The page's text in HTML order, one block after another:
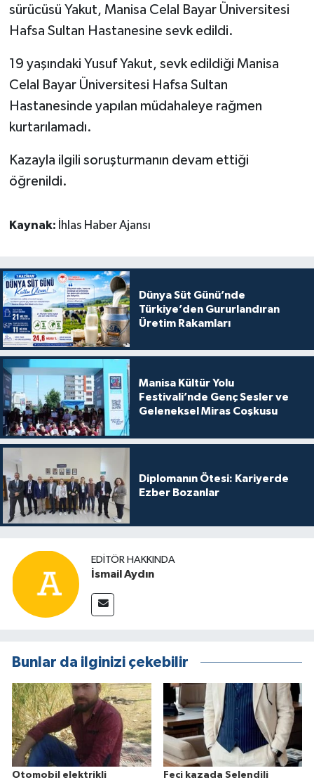
sürücüsü Yakut, Manisa Celal Bayar Üniversitesi
Hafsa Sultan Hastanesine sevk edildi.
19 yaşındaki Yusuf Yakut, sevk edildiği Manisa
Celal Bayar Üniversitesi Hafsa Sultan
Hastanesinde yapılan müdahaleye rağmen
kurtarılamadı.
Kazayla ilgili soruşturmanın devam ettiği
öğrenildi.
Kaynak: İhlas Haber Ajansı
Dünya Süt Günü’nde
Türkiye’den Gururlandıran
Üretim Rakamları
Manisa Kültür Yolu
Festivali’nde Genç Sesler ve
Geleneksel Miras Coşkusu
Diplomanın Ötesi: Kariyerde
Ezber Bozanlar
EDITÖR HAKKINDA
İsmail Aydın
Bunlar da ilginizi çekebilir
Otomobil elektrikli Feci kazada Selendili